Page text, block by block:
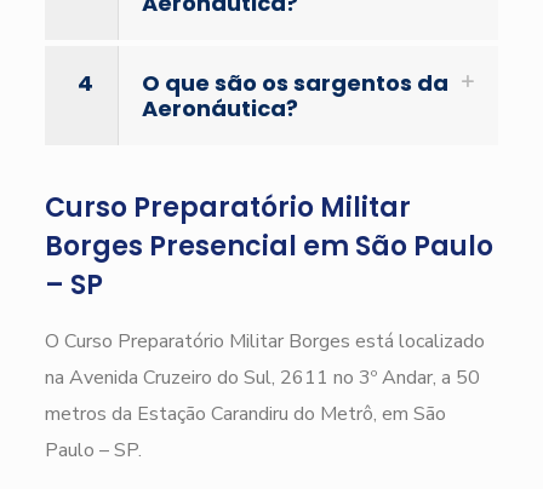
4
O que são os sargentos da
Aeronáutica?
Curso Preparatório Militar
Borges Presencial em São Paulo
– SP
O Curso Preparatório Militar Borges está localizado
na Avenida Cruzeiro do Sul, 2611 no 3º Andar, a 50
metros da Estação Carandiru do Metrô, em São
Paulo – SP.